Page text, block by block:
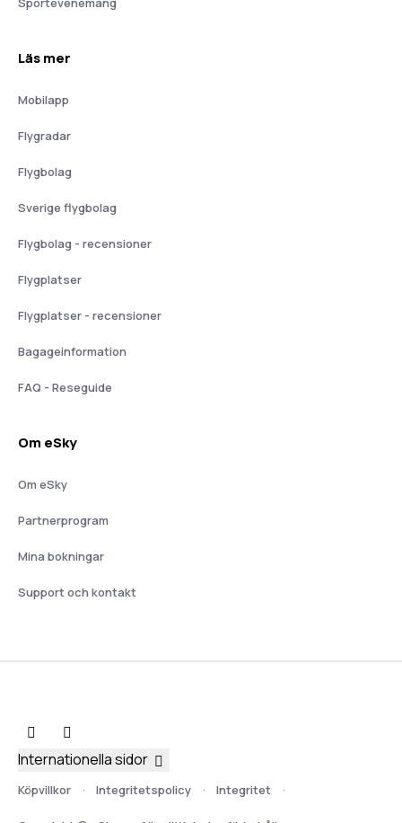
Läs mer
Mobilapp
Flygradar
Flygbolag
Sverige flygbolag
Flygbolag - recensioner
Flygplatser
Flygplatser - recensioner
Bagageinformation
FAQ - Reseguide
Om eSky
Om eSky
Partnerprogram
Mina bokningar
Support och kontakt
Köpvillkor Integritetspolicy Integritet
Internationella sidor